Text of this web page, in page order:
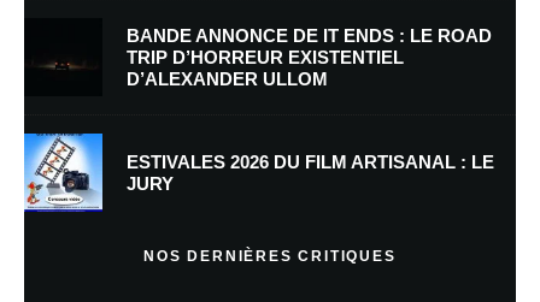
Enregistrer mon nom, mon e-mail et mon site dans le navigateur pour
Prévenez-moi de tous les nouveaux commentaires par e-mail.
Prévenez-moi de tous les nouveaux articles par e-mail.
BANDE ANNONCE DE IT ENDS : LE ROAD
TRIP D’HORREUR EXISTENTIEL
D’ALEXANDER ULLOM
ESTIVALES 2026 DU FILM ARTISANAL : LE
JURY
NOS DERNIÈRES CRITIQUES